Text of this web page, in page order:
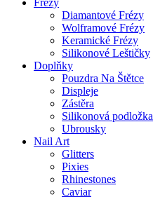
Frézy
Diamantové Frézy
Wolframové Frézy
Keramické Frézy
Silikonové Leštičky
Doplňky
Pouzdra Na Štětce
Displeje
Zástěra
Silikonová podložka
Ubrousky
Nail Art
Glitters
Pixies
Rhinestones
Caviar